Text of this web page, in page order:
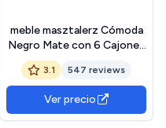
meble masztalerz Cómoda
Negro Mate con 6 Cajones
- 138,6x78,5x39 cm -
Comoda Dormitorio - Casa
- Oficina - Cajonera
Armario Interior - Mueble
Salon
3.1 547 reviews
Ver precio